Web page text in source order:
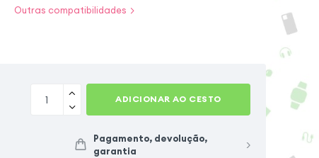
Outras compatibilidades
ADICIONAR AO CESTO
Pagamento, devolução,
garantia